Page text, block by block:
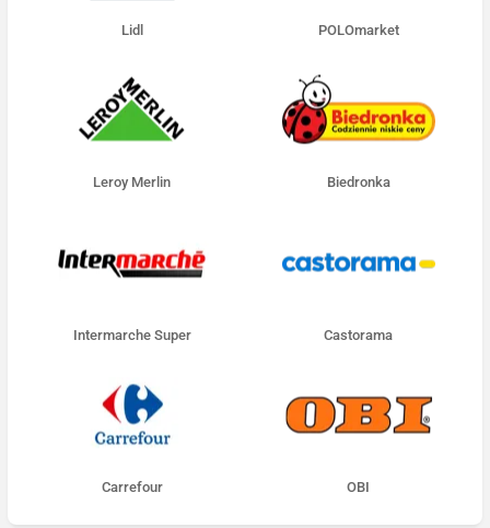
Lidl POLOmarket
Leroy Merlin Biedronka
Intermarche Super Castorama
Carrefour OBI